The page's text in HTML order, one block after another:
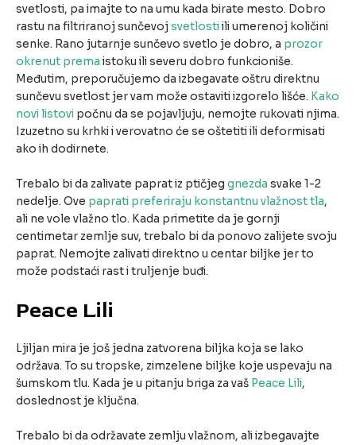
svetlosti, pa imajte to na umu kada birate mesto. Dobro
rastu na filtriranoj sunčevojsvetlostiili umerenoj količini
senke. Rano jutarnje sunčevo svetlo je dobro, a prozor
okrenut prema istoku ili severu dobro funkcioniše.
Međutim, preporučujemo da izbegavate oštru direktnu
sunčevu svetlost jer vam može ostaviti izgorelo lišće. Kako
novi listovi počnu da se pojavljuju, nemojte rukovati njima.
Izuzetno su krhki i verovatno će se oštetiti ili deformisati
ako ih dodirnete.
Trebalo bi da zalivate paprat iz ptičjeg gnezda svake 1-2
nedelje. Ove paprati preferiraju konstantnu vlažnost tla,
ali ne vole vlažno tlo. Kada primetite da je gornji
centimetar zemlje suv, trebalo bi da ponovo zalijete svoju
paprat. Nemojte zalivati direktno u centar biljke jer to
može podstaći rast i truljenje buđi.
Peace Lili
Ljiljan mira je još jedna zatvorena biljka koja se lako
održava. To su tropske, zimzelene biljke koje uspevaju na
šumskom tlu. Kada je u pitanju briga za vaš Peace Lili,
doslednost je ključna.
Trebalo bi da održavate zemlju vlažnom, ali izbegavajte